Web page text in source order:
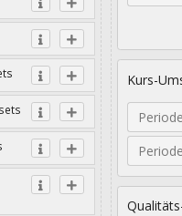
Kurs-